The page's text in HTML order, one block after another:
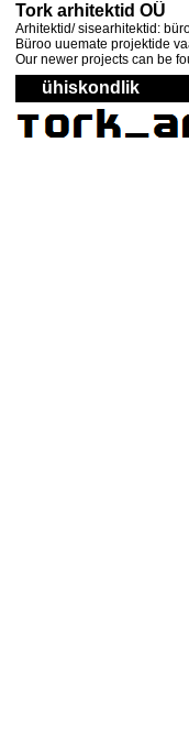
Tork arhitektid OÜ
Arhitektid/ sisearhitektid:
Büroo uuemate projektide
Our newer projects can be
ühiskondlik